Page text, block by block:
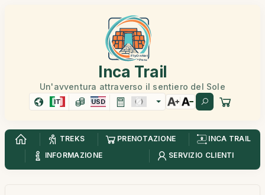
Inca Trail
Un'avventura attraverso il sentiero del Sole
IT USD
TREKS PRENOTAZIONE
INCA TRAIL
INFORMAZIONE
SERVIZIO CLIENTI